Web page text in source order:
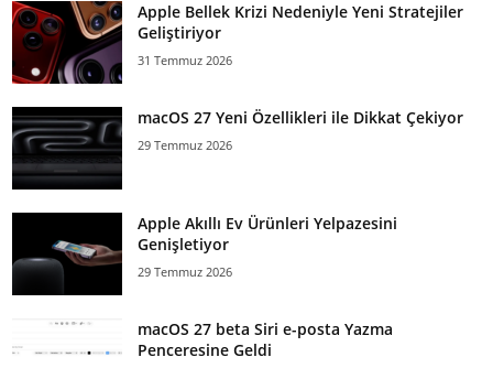
Apple Bellek Krizi Nedeniyle Yeni Stratejiler
Geliştiriyor
31 Temmuz 2026
macOS 27 Yeni Özellikleri ile Dikkat Çekiyor
29 Temmuz 2026
Apple Akıllı Ev Ürünleri Yelpazesini
Genişletiyor
29 Temmuz 2026
macOS 27 beta Siri e-posta Yazma
Penceresine Geldi